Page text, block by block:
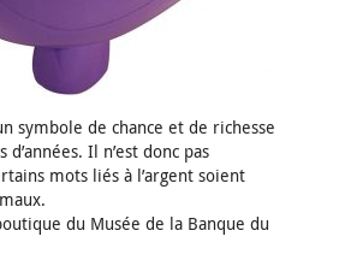
symbole de chance et de richesse
Il n’est donc pas
mots liés à l’argent soient
du Musée de la Banque du